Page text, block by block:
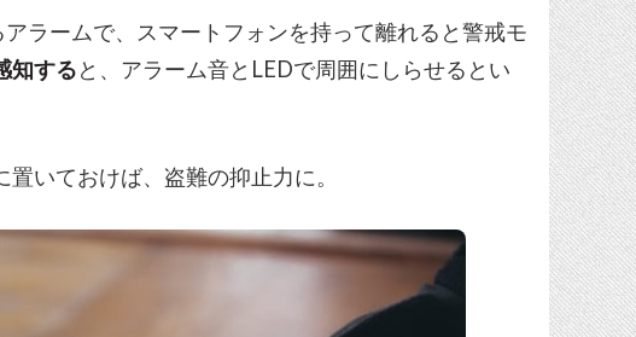
ラームで、スマートフォンを持って離れると警戒モ
知すると、アラーム音とLEDで周囲にしらせるとい
いておけば、盗難の抑止力に。